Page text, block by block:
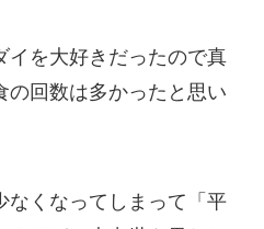
イを大好きだったので真
の回数は多かったと思い
なくなってしまって「平